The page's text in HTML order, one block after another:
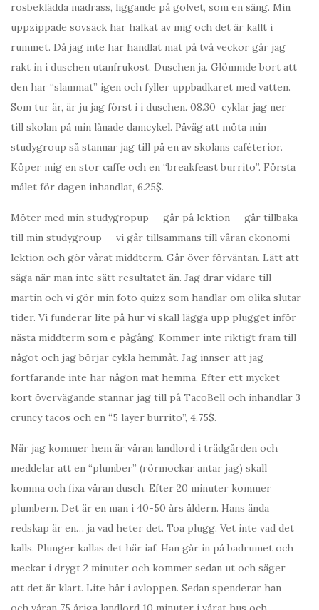
rosbeklädda madrass, liggande på golvet, som en säng. Min
uppzippade sovsäck har halkat av mig och det är kallt i
rummet. Då jag inte har handlat mat på två veckor går jag
rakt in i duschen utanfrukost. Duschen ja. Glömmde bort att
den har “slammat” igen och fyller uppbadkaret med vatten.
Som tur är, är ju jag först i i duschen. 08.30 cyklar jag ner
till skolan på min lånade damcykel. Påväg att möta min
studygroup så stannar jag till på en av skolans caféterior.
Köper mig en stor caffe och en “breakfeast burrito”. Första
målet för dagen inhandlat, 6.25$.
Möter med min studygropup — går på lektion — går tillbaka
till min studygroup — vi går tillsammans till våran ekonomi
lektion och gör vårat middterm. Går över förväntan. Lätt att
säga när man inte sätt resultatet än. Jag drar vidare till
martin och vi gör min foto quizz som handlar om olika slutar
tider. Vi funderar lite på hur vi skall lägga upp plugget inför
nästa middterm som e pågång. Kommer inte riktigt fram till
något och jag börjar cykla hemmåt. Jag innser att jag
fortfarande inte har någon mat hemma. Efter ett mycket
kort övervägande stannar jag till på TacoBell och inhandlar 3
cruncy tacos och en “5 layer burrito”, 4.75$.
När jag kommer hem är våran landlord i trädgården och
meddelar att en “plumber” (rörmockar antar jag) skall
komma och fixa våran dusch. Efter 20 minuter kommer
plumbern. Det är en man i 40-50 års åldern. Hans ända
redskap är en… ja vad heter det. Toa plugg. Vet inte vad det
kalls. Plunger kallas det här iaf. Han går in på badrumet och
meckar i drygt 2 minuter och kommer sedan ut och säger
att det är klart. Lite hår i avloppen. Sedan spenderar han